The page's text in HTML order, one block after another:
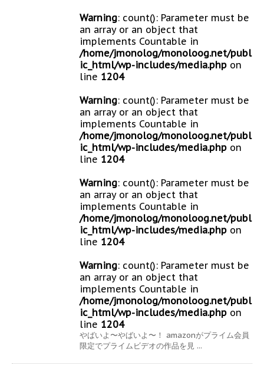
Warning: count(): Parameter must be
an array or an object that
implements Countable in
/home/jmonolog/monoloog.net/publ
ic_html/wp-includes/media.php on
line 1204
Warning: count(): Parameter must be
an array or an object that
implements Countable in
/home/jmonolog/monoloog.net/publ
ic_html/wp-includes/media.php on
line 1204
Warning: count(): Parameter must be
an array or an object that
implements Countable in
/home/jmonolog/monoloog.net/publ
ic_html/wp-includes/media.php on
line 1204
Warning: count(): Parameter must be
an array or an object that
implements Countable in
/home/jmonolog/monoloog.net/publ
ic_html/wp-includes/media.php on
line 1204
やばいよ〜やばいよ〜！ amazonがプライム会員
限定でプライムビデオの作品を見 ...